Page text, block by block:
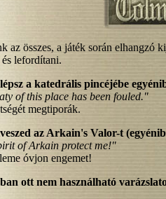
az összes, a játék során elhangzó
lefordítani.
a katedrális pincéjébe
of this place has been fouled."
megtiporák.
az Arkain's Valor-t
of Arkain protect me!"
óvjon engemet!
ott nem használható